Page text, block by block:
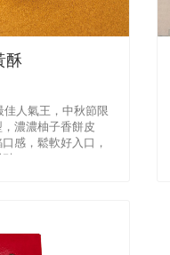
酥
佳人氣王，中秋節限
濃濃柚子香餅皮
感，鬆軟好入口，